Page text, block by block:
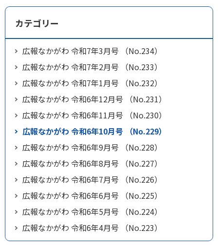
カテゴリー
広報なかがわ 令和7年3月号 （No.234）
広報なかがわ 令和7年2月号 （No.233）
広報なかがわ 令和7年1月号 （No.232）
広報なかがわ 令和6年12月号 （No.231）
広報なかがわ 令和6年11月号 （No.230）
広報なかがわ 令和6年10月号 （No.229）
広報なかがわ 令和6年9月号 （No.228）
広報なかがわ 令和6年8月号 （No.227）
広報なかがわ 令和6年7月号 （No.226）
広報なかがわ 令和6年6月号 （No.225）
広報なかがわ 令和6年5月号 （No.224）
広報なかがわ 令和6年4月号 （No.223）